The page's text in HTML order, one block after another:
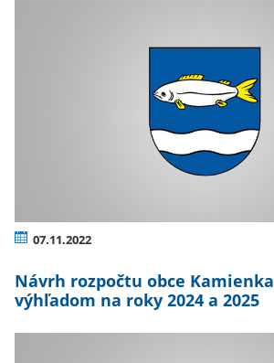
07.11.2022
Návrh rozpočtu obce
výhľadom na roky 2024 a 2025